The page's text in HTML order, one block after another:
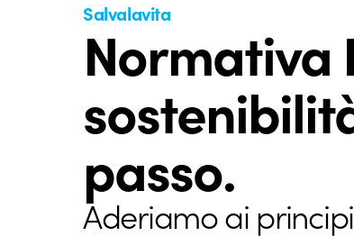
Salvalavita
Normativa
passo.
Aderiamo ai